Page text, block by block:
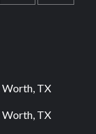
Worth, TX
Worth, TX